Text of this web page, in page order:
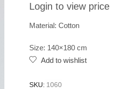
Login to view price
Material: Cotton
Size: 140×180 cm
Add to wishlist
SKU: 1060